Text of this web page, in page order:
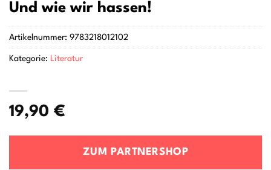
Und wie wir hassen!
19,90 €
ZUM PARTNERSHOP
Artikelnummer: 9783218012102
Kategorie: Literatur